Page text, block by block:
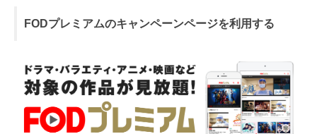
FODプレミアムのキャンペーンページを利用する